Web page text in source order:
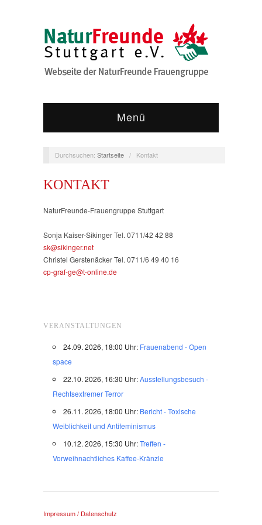
Menü
Durchsuchen: Startseite / Kontakt
KONTAKT
NaturFreunde-Frauengruppe Stuttgart
Sonja Kaiser-Sikinger Tel. 0711/42 42 88
sk@sikinger.net
Christel Gerstenäcker Tel. 0711/6 49 40 16
cp-graf-ge@t-online.de
VERANSTALTUNGEN
24.09. 2026, 18:00 Uhr: Frauenabend - Open
space
22.10. 2026, 16:30 Uhr:Ausstellungsbesuch -
Rechtsextremer Terror
26.11. 2026, 18:00 Uhr: Bericht - Toxische
Weiblichkeit und Antifeminismus
10.12. 2026, 15:30 Uhr:Treffen -
Vorweihnachtliches Kaffee-Kränzle
Impressum / Datenschutz